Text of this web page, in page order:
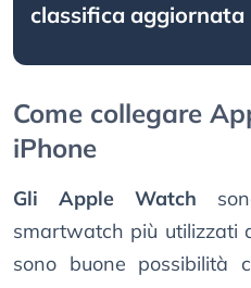
classifica aggiornata
Come collegare
iPhone
Gli Apple Watch
smartwatch più utilizzati
sono buone possibilità